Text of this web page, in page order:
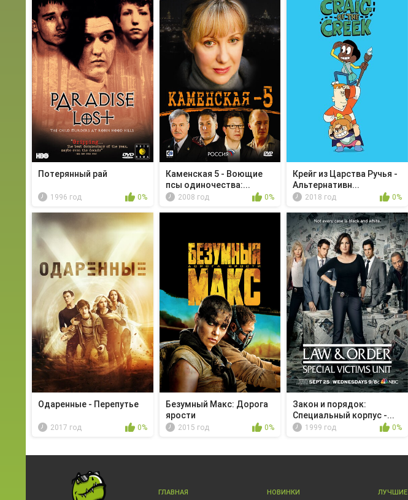
Потерянный рай
1996 год 0%
Каменская 5 - Воющие
псы одиночества:...
2008 год 0%
Крейг из Царства Ручья -
Альтернативн...
2018 год 0%
Одаренные - Перепутье
2017 год 0%
Безумный Макс: Дорога
ярости
2015 год 0%
Закон и порядок:
Специальный корпус -...
1999 год 0%
ГЛАВНАЯ НОВИНКИ ЛУЧШИЕ